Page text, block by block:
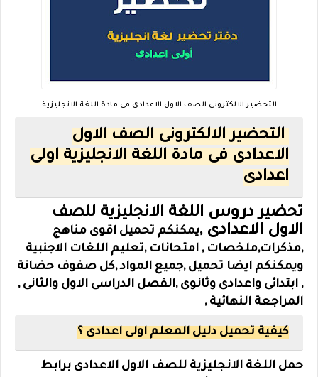
التحضير الالكترونى الصف الاول الاعدادى فى مادة اللغة الانجليزية
التحضير الالكترونى الصف الاول
الاعدادى فى مادة اللغة الانجليزية اولى
اعدادى
تحضير دروس اللغة الانجليزية للصف
الاول الاعدادى ,يمكنكم تحميل اقوى مناهج
,مذكرات,ملخصات , امتحانات ,تعليم اللغات الاجنبية
ويمكنكم ايضا تحميل ,جميع المواد ,كل صفوف حضانة
, ابتدائى واعدادى وثانوى ,الفصل الدراسى الاول والثانى ,
المراجعة النهائية ,
كيفية تحميل دليل المعلم اولى اعدادى ؟
حمل اللغة الانجليزية للصف الاول الاعدادى برابط